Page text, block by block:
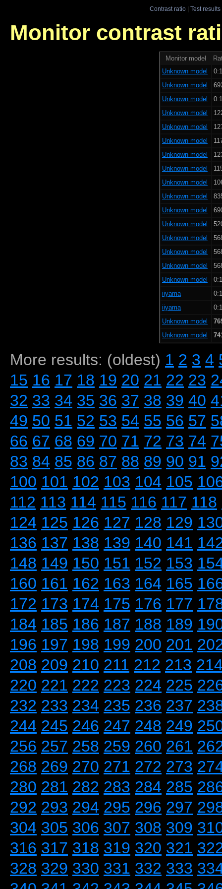
Contrast ratio| Test results
Monitor contrast
Monitor model
Unknown model
Unknown model
Unknown model
Unknown model
Unknown model
Unknown model
Unknown model
Unknown model
Unknown model
Unknown model
Unknown model
Unknown model
Unknown model
Unknown model
Unknown model
Unknown model
iiyama
iiyama
Unknown model
Unknown model
More results: (oldest) 1 2 3 4
15 16 17 18 19 20 21 22 23
32 33 34 35 36 37 38 39 40
49 50 51 52 53 54 55 56 57
66 67 68 69 70 71 72 73 74
83 84 85 86 87 88 89 90 91
100 101 102 103 104 105
112 113 114 115 116 117 118
124 125 126 127 128 129
136 137 138 139 140 141
148 149 150 151 152 153
160 161 162 163 164 165
172 173 174 175 176 177
184 185 186 187 188 189
196 197 198 199 200 201
208 209 210 211 212 213
220 221 222 223 224 225
232 233 234 235 236 237
244 245 246 247 248 249
256 257 258 259 260 261
268 269 270 271 272 273
280 281 282 283 284 285
292 293 294 295 296 297
304 305 306 307 308 309
316 317 318 319 320 321
328 329 330 331 332 333